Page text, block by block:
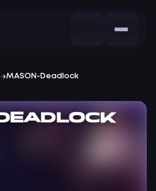
MASON-Deadlock
Deadlock